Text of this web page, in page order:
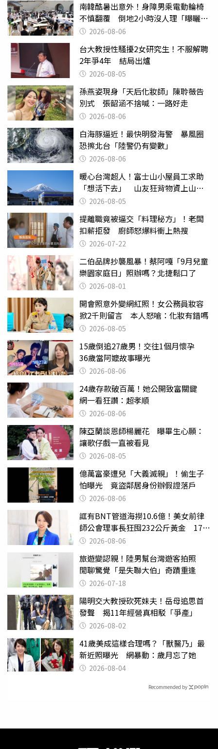
南韓酷暑出意外！身障男乘電動輪椅
不慎翻覆 倒地2小時沒人理「曝曬
亡」2026-08-06
台大教授性騷擾2女研究生！不服解聘
2年爭4年 結局出爐
2026-08-05
孫燕姿現身「天后化妝師」陳聆薇告
別式 張韶涵不捨喊：一路好走
2026-08-06
白海豚逼近！最快明發海警 暴風圈
恐擦北台「陸警仍有變數」
2026-08-06
暖心台灣超人！富士山小屋員工求助
「想活下去」 山友狂背物資上山：
台灣真的是寶島
2026-08-05
提離職竟被逼交「料理秘方」！老闆
扣薪拒發 廚師怒爆料衝上熱搜
2026-07-22
二伯品牌抄襲風暴！蔡阿嘎「9月兒童
樂園家庭日」照辦嗎？北捷鬆口了
2026-08-01
開會照意外變網紅照！女公務員妝容
掀2千則留言 本人怒嗆：化妝有錯嗎
2026-08-05
15歲倒追27歲男！交往1個月懷孕
36歲當阿嬤故事曝光
2026-08-06
24歲存款破百萬！她公開致富關鍵
網一看狂讚：超孝順
2026-08-06
陳亞蘭談恩師楊麗花 曝畢生心願：
讓歌仔戲一直被看見
2026-08-05
億萬富豪遭兒「大義滅親」！偷生子
怕曝光 竟盜鄰居身份辦假證落戶
2026-08-06
誆有BNT管道海撈10.6億！美女前律
師公會理事長狂囤232公斤黃金 17人
遭起訴
2026-08-06
旅遊變認親！陸男幫台灣遊客拍照
閒聊驚覺「是失聯大伯」奇蹟重逢
2026-07-18
陽明交大教授砍死妹夫！岳母追思首
發聲 揭11年經營真相駁「爭產」
2026-08-02
41歲美成這樣合理嗎？「獸醫乃」最
新近照曝光 網暴動：歲月忘了她
2026-08-04
Recommended by